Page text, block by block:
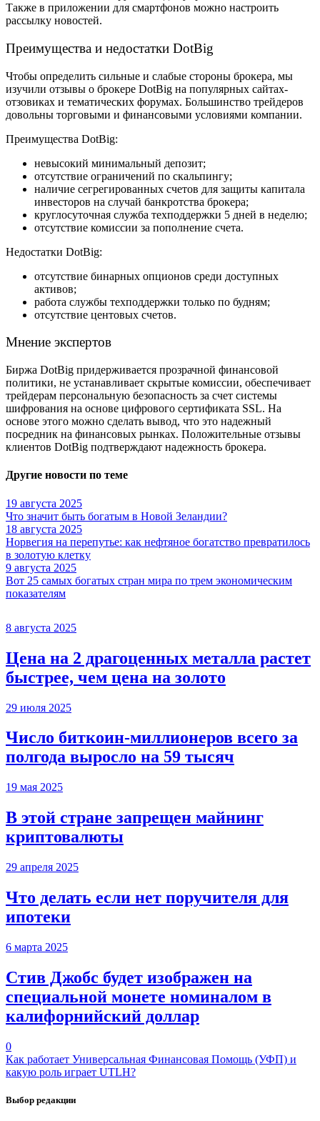
Также в приложении для смартфонов можно настроить
рассылку новостей.
Преимущества и недостатки DotBig
Чтобы определить сильные и слабые стороны брокера, мы
изучили отзывы о брокере DotBig на популярных сайтах-
отзовиках и тематических форумах. Большинство трейдеров
довольны торговыми и финансовыми условиями компании.
Преимущества DotBig:
невысокий минимальный депозит;
отсутствие ограничений по скальпингу;
наличие сегрегированных счетов для защиты капитала
инвесторов на случай банкротства брокера;
круглосуточная служба техподдержки 5 дней в неделю;
отсутствие комиссии за пополнение счета.
Недостатки DotBig:
отсутствие бинарных опционов среди доступных
активов;
работа службы техподдержки только по будням;
отсутствие центовых счетов.
Мнение экспертов
Биржа DotBig придерживается прозрачной финансовой
политики, не устанавливает скрытые комиссии, обеспечивает
трейдерам персональную безопасность за счет системы
шифрования на основе цифрового сертификата SSL. На
основе этого можно сделать вывод, что это надежный
посредник на финансовых рынках. Положительные отзывы
клиентов DotBig подтверждают надежность брокера.
Другие новости по теме
19 августа 2025
Что значит быть богатым в Новой Зеландии?
18 августа 2025
Норвегия на перепутье: как нефтяное богатство превратилось
в золотую клетку
9 августа 2025
Вот 25 самых богатых стран мира по трем экономическим
показателям
8 августа 2025
Цена на 2 драгоценных металла растет
быстрее, чем цена на золото
29 июля 2025
Число биткоин-миллионеров всего за
полгода выросло на 59 тысяч
19 мая 2025
В этой стране запрещен майнинг
криптовалюты
29 апреля 2025
Что делать если нет поручителя для
ипотеки
6 марта 2025
Стив Джобс будет изображен на
специальной монете номиналом в
калифорнийский доллар
0
Как работает Универсальная Финансовая Помощь (УФП) и
какую роль играет UTLH?
Выбор редакции